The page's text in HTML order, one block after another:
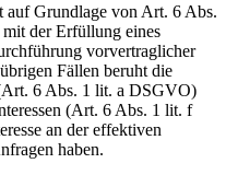
auf Grundlage von Art. 6 Abs.
der Erfüllung eines
vorvertraglicher
Fällen beruht die
6 Abs. 1 lit. a DSGVO)
(Art. 6 Abs. 1 lit. f
an der effektiven
haben.